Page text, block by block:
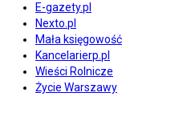
E-gazety.pl
Nexto.pl
Mała księgowość
Kancelarierp.pl
Wieści Rolnicze
Życie Warszawy